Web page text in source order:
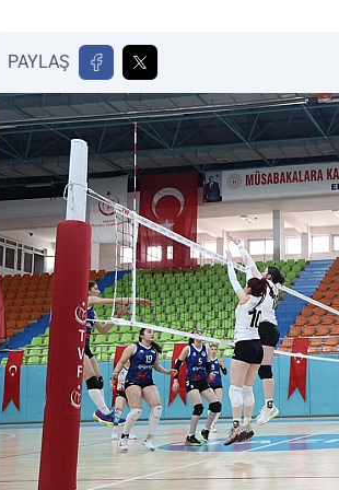
PAYLAŞ